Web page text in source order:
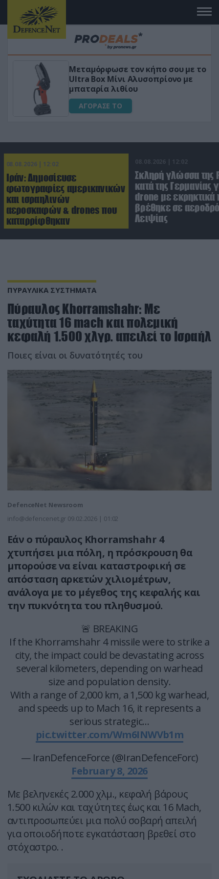
«Μαγική» φόρμουλα τριβόλι + VIP
για αύξηση της λίμπιντο
ΑΓΟΡΑΣΕ ΤΟ
08.08.2026 | 12:02
Ιράν: Δημοσίευσε
φωτογραφίες αμερικανικών
και ισραηλινών
αεροσκαφών & drones που
καταρρίφθηκαν
08.08.2026 | 12:02
Σκληρή γλώσσα της
κατά της Γερμανίας
drone με εκρηκτικά
βρέθηκε σε
Λειψίας
ΠΥΡΑΥΛΙΚΑ ΣΥΣΤΗΜΑΤΑ
Πύραυλος Khorramshahr: Με
ταχύτητα 16 mach και πολεμική
κεφαλή 1.500 χλγρ. απειλεί το Ισραήλ
Ποιες είναι οι δυνατότητές του
DefenceNet Newsroom
info@defencenet.gr 09.02.2026 | 01:02
Εάν ο πύραυλος Khorramshahr 4
χτυπήσει μια πόλη, η πρόσκρουση θα
μπορούσε να είναι καταστροφική σε
απόσταση αρκετών χιλιομέτρων,
ανάλογα με το μέγεθος της κεφαλής και
την πυκνότητα του πληθυσμού.
🚨 BREAKING
If the Khorramshahr 4 missile were to strike a
city, the impact could be devastating across
several kilometers, depending on warhead
size and population density.
With a range of 2,000 km, a 1,500 kg warhead,
and speeds up to Mach 16, it represents a
serious strategic…
pic.twitter.com/Wm6INWVb1m
— IranDefenceForce (@IranDefenceForc)
February 8, 2026
Με βεληνεκές 2.000 χλμ., κεφαλή βάρους
1.500 κιλών και ταχύτητες έως και 16 Mach,
αντιπροσωπεύει μια πολύ σοβαρή απειλή
για οποιοδήποτε εγκατάσταση βρεθεί στο
στόχαστρο. .